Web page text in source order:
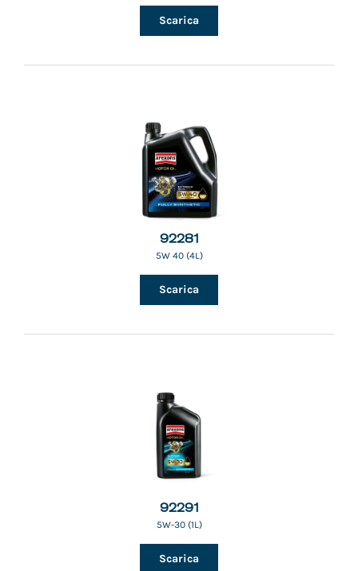
Scarica
92281
5W 40 (4L)
Scarica
92291
5W-30 (1L)
Scarica